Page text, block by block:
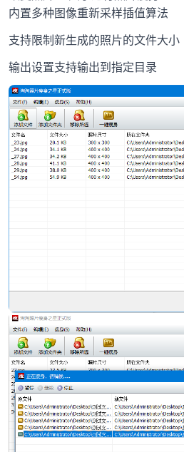
内置多种图像重新采样插值算法
支持限制新生成的照片的文件大小
输出设置支持输出到指定目录